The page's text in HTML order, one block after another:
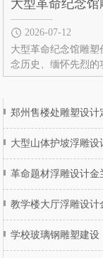
大型革命纪念馆
2026-07-12
大型革命纪念馆雕
念历史、缅怀先烈的
郑州售楼处雕塑设
大型山体护坡浮雕
革命题材浮雕设计
教学楼大厅浮雕设
学校玻璃钢雕塑建